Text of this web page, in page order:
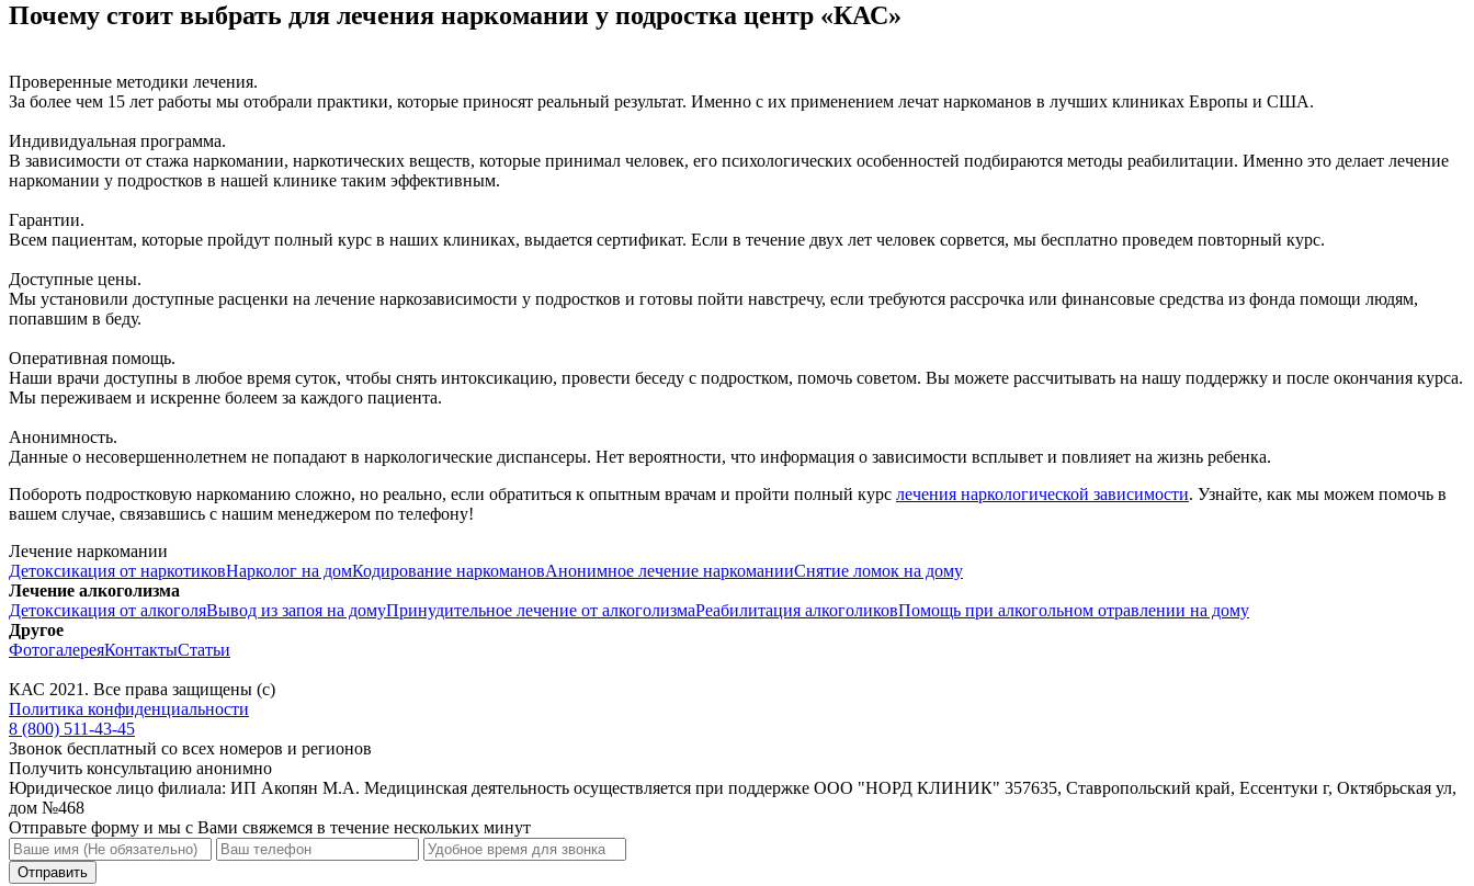
Почему стоит выбрать для лечения наркомании у подростка центр «КАС»
Проверенные методики лечения.
За более чем 15 лет работы мы отобрали практики, которые приносят реальный результат. Именно с их применением лечат наркоманов в лучших клиниках Европы и США.
Индивидуальная программа.
В зависимости от стажа наркомании, наркотических веществ, которые принимал человек, его психологических особенностей подбираются методы реабилитации. Именно это делает лечение
наркомании у подростков в нашей клинике таким эффективным.
Гарантии.
Всем пациентам, которые пройдут полный курс в наших клиниках, выдается сертификат. Если в течение двух лет человек сорвется, мы бесплатно проведем повторный курс.
Доступные цены.
Мы установили доступные расценки на лечение наркозависимости у подростков и готовы пойти навстречу, если требуются рассрочка или финансовые средства из фонда помощи людям,
попавшим в беду.
Оперативная помощь.
Наши врачи доступны в любое время суток, чтобы снять интоксикацию, провести беседу с подростком, помочь советом. Вы можете рассчитывать на нашу поддержку и после окончания курса.
Мы переживаем и искренне болеем за каждого пациента.
Анонимность.
Данные о несовершеннолетнем не попадают в наркологические диспансеры. Нет вероятности, что информация о зависимости всплывет и повлияет на жизнь ребенка.
Побороть подростковую наркоманию сложно, но реально, если обратиться к опытным врачам и пройти полный курс лечения наркологической зависимости. Узнайте, как мы можем помочь в
вашем случае, связавшись с нашим менеджером по телефону!
Лечение наркомании
Детоксикация от наркотиковНарколог на домКодирование наркомановАнонимное лечение наркоманииСнятие ломок на дому
Лечение алкоголизма
Детоксикация от алкоголяВывод из запоя на домуПринудительное лечение от алкоголизмаРеабилитация алкоголиковПомощь при алкогольном отравлении на дому
Другое
ФотогалереяКонтактыСтатьи
КАС 2021 . Все права защищены (с)
Политика конфиденциальности
8 (800) 511-43-45
Звонок бесплатный со всех номеров и регионов
Получить консультацию анонимно
Юридическое лицо филиала: ИП Акопян М.А. Медицинская деятельность осуществляется при поддержке ООО "НОРД КЛИНИК" 357635, Ставропольский край, Ессентуки г, Октябрьская ул,
дом №468
Отправьте форму и мы с Вами свяжемся в течение нескольких минут